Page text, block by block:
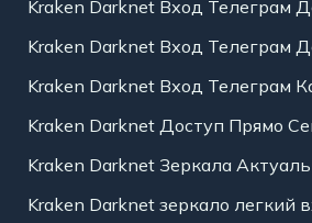
Kraken Darknet Вход Телеграм
Kraken Darknet Вход Телеграм
Kraken Darknet Вход Телеграм
Kraken Darknet Доступ Прямо
Kraken Darknet Зеркала
Kraken Darknet зеркало легкий